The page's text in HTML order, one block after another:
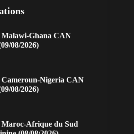
Malawi-Ghana CAN
08/2026)
Cameroun-Nigeria CAN
08/2026)
Maroc-Afrique du Sud